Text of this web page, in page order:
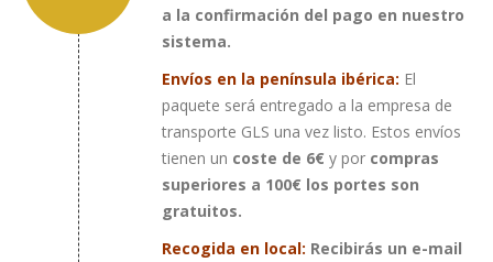
a la confirmación del pago en nuestro
sistema.
Envíos en la península ibérica: El
paquete será entregado a la empresa de
transporte GLS una vez listo. Estos envíos
tienen un coste de 6€ y por compras
superiores a 100€ los portes son
gratuitos.
Recogida en local: Recibirás un e-mail